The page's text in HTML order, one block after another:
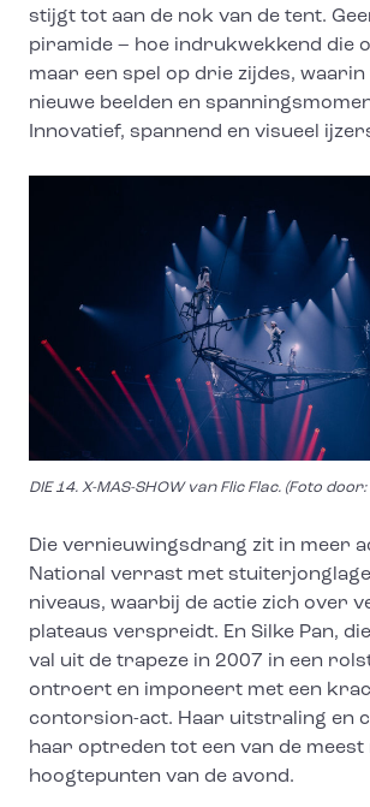
stijgt tot aan de nok van de tent.
piramide – hoe indrukwekkend die
maar een spel op drie zijdes,
nieuwe beelden en
Innovatief, spannend en visueel
DIE 14. X-MAS-SHOW van Flic Flac. (Foto
Die vernieuwingsdrang zit in meer
National verrast met
niveaus, waarbij de actie zich over
plateaus verspreidt. En Silke Pan,
val uit de trapeze in 2007 in een
ontroert en imponeert met een
contorsion-act. Haar uitstraling en
haar optreden tot een van de meest
hoogtepunten van de avond.